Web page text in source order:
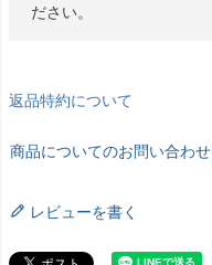
ださい。
返品特約について
商品についてのお問い合わせ
レビューを書く